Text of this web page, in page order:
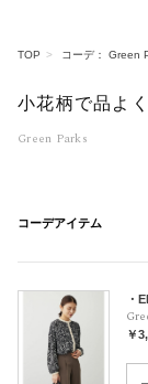
TOP コーデ： Green
小花柄で品よく
Green Parks
コーデアイテム
・
￥